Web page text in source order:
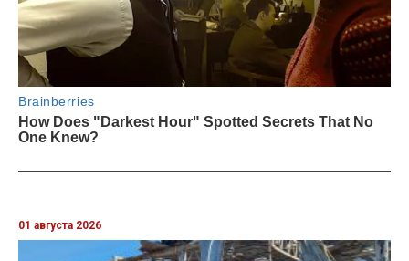
01 августа 2026